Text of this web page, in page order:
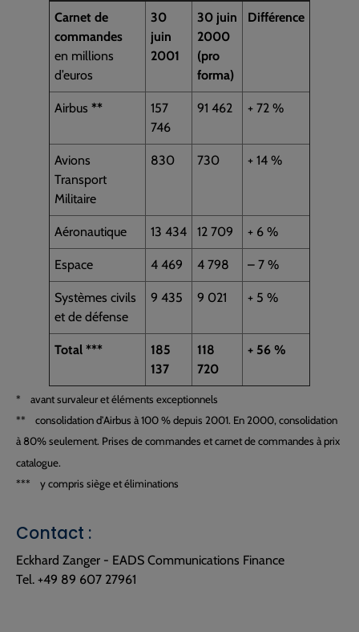
Carnet de
commandes
en millions
d’euros
30
juin
2001
30 juin
2000
(pro
forma)
Différence
Airbus **
157
746
91 462 + 72 %
Avions
Transport
Militaire
830 730 + 14 %
Aéronautique 13 434 12 709 + 6 %
Espace 4 469 4 798 – 7 %
Systèmes civils
et de défense
9 435 9 021 + 5 %
Total ***
185
137
118
720
+ 56 %
* avant survaleur et éléments exceptionnels
** consolidation d’Airbus à 100 % depuis 2001. En 2000, consolidation
à 80% seulement. Prises de commandes et carnet de commandes à prix
catalogue.
*** y compris siège et éliminations
Contact :
Eckhard Zanger - EADS Communications Finance
Tel. +49 89 607 27961